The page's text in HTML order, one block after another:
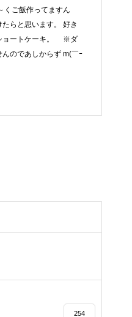
くご飯作ってますん
らと思います。 好き
ョートケーキ。 ※ダ
のであしからず m(￣ｰ
254